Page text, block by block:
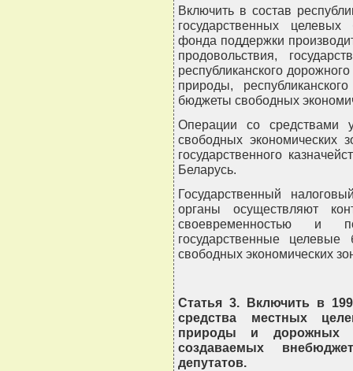
Включить в состав
государственных
фонда поддержки
продовольствия,
республиканского
природы,
бюджеты свободных
Операции со средствами
свободных экономических
государственного
Беларусь.
Государственный
органы осуществляют
своевременностью и
государственные
свободных экономических
Статья 3. Включить в
средства местных
природы и дорожных
создаваемых
депутатов.